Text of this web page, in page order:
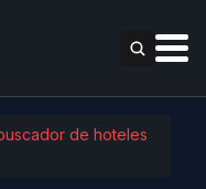
de hoteles